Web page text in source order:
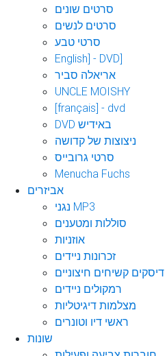
סרטים שונים
סרטים לנשים
סרטי טבע
English] - DVD]
אריאלה סביר
UNCLE MOISHY
[français] - dvd
DVD באידיש
ניצוצות של קדושה
סרטי גרובייס
Menucha Fuchs
אביזרים
נגני MP3
סוללות ומטענים
אוזניות
זכרונות ניידים
דיסקים קשיחים חיצוניים
רמקולים ניידים
מצלמות דיגיטליות
ראשי דיו וטונרים
שונות